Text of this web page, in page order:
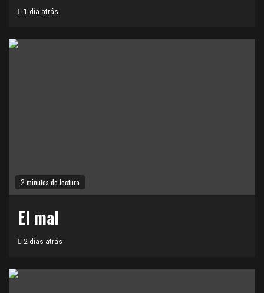
1 día atrás
2 minutos de lectura
El mal
2 días atrás